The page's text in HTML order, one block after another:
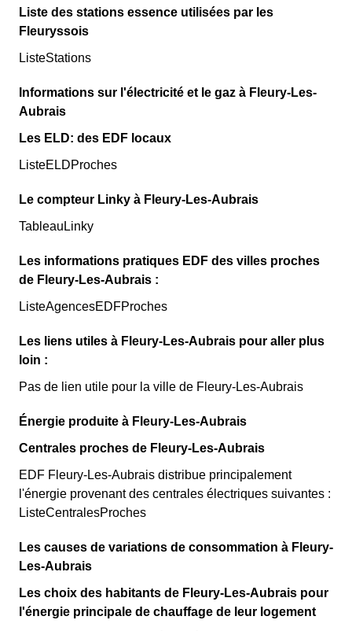
Liste des stations essence utilisées par les
Fleuryssois
ListeStations
Informations sur l'électricité et le gaz à Fleury-Les-
Aubrais
Les ELD: des EDF locaux
ListeELDProches
Le compteur Linky à Fleury-Les-Aubrais
TableauLinky
Les informations pratiques EDF des villes proches
de Fleury-Les-Aubrais :
ListeAgencesEDFProches
Les liens utiles à Fleury-Les-Aubrais pour aller plus
loin :
Pas de lien utile pour la ville de Fleury-Les-Aubrais
Énergie produite à Fleury-Les-Aubrais
Centrales proches de Fleury-Les-Aubrais
EDF Fleury-Les-Aubrais distribue principalement
l'énergie provenant des centrales électriques suivantes :
ListeCentralesProches
Les causes de variations de consommation à Fleury-
Les-Aubrais
Les choix des habitants de Fleury-Les-Aubrais pour
l'énergie principale de chauffage de leur logement